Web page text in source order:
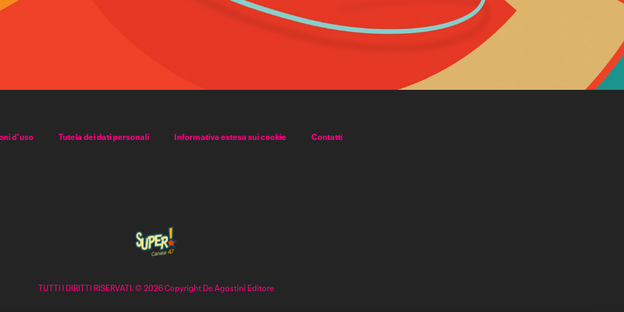
d'uso Tutela dei dati personali Informativa estesa sui cookie Contatti
TUTTI I DIRITTI RISERVATI. © 2026 Copyright De Agostini Editore